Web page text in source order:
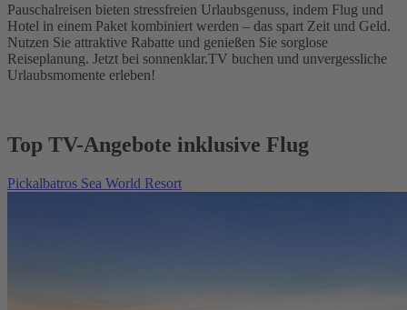
Pauschalreisen bieten stressfreien Urlaubsgenuss, indem Flug und
Hotel in einem Paket kombiniert werden – das spart Zeit und Geld.
Nutzen Sie attraktive Rabatte und genießen Sie sorglose
Reiseplanung. Jetzt bei sonnenklar.TV buchen und unvergessliche
Urlaubsmomente erleben!
Top TV-Angebote inklusive Flug
Pickalbatros Sea World Resort